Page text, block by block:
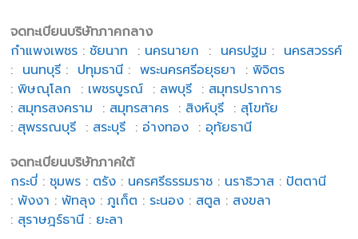
จดทะเบียนบริษัทภาคกลาง
กำแพงเพชร : ชัยนาท : นครนายก : นครปฐม : นครสวรรค์
: นนทบุรี : ปทุมธานี :พระนครศรีอยุธยา :พิจิตร
:พิษณุโลก : เพชรบูรณ์ : ลพบุรี : สมุทรปราการ
: สมุทรสงคราม : สมุทรสาคร : สิงห์บุรี : สุโขทัย
: สุพรรณบุรี : สระบุรี : อ่างทอง : อุทัยธานี
จดทะเบียนบริษัทภาคใต้
กระบี่ : ชุมพร : ตรัง : นครศรีธรรมราช : นราธิวาส : ปัตตานี
:พังงา :พัทลุง :ภูเก็ต : ระนอง : สตูล : สงขลา
: สุราษฎร์ธานี : ยะลา